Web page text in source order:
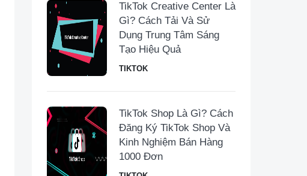
TikTok Creative Center Là
Gì? Cách Tải Và Sử
Dụng Trung Tâm Sáng
Tạo Hiệu Quả
TIKTOK
TikTok Shop Là Gì? Cách
Đăng Ký TikTok Shop Và
Kinh Nghiệm Bán Hàng
1000 Đơn